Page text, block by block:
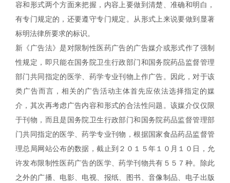
容和形式两个方面来把握，内容上要做到清楚、准确和明白，
有专门规定的，还要遵守专门规定。从形式上来说要做到显著
标明法律所要求的标识。
新《广告法》是对限制性医药广告的广告媒介或形式作了强制
性规定，即只能在国务院卫生行政部门和国务院药品监督管理
部门共同指定的医学、药学专业刊物上作广告。因此，对于该
类广告而言，相关的广告活动主体首先应依法选择指定的媒
介，其次再考虑广告内容和形式的合法性问题。该媒介仅仅限
于刊物，而且是国务院卫生行政部门和国务院药品监督管理部
门共同指定的医学、药学专业刊物，根据国家食品药品监督管
理总局网站公布的数据，截止到２０１５年１０月１０日，允
许发布限制性医药广告的医学、药学刊物共有５５７种。除此
之外的广播、电影、电视、报纸、图书、音像制品、电子出版